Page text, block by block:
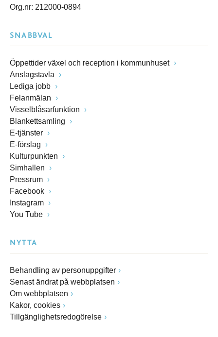
Org.nr: 212000-0894
SNABBVAL
Öppettider växel och reception i kommunhuset
Anslagstavla
Lediga jobb
Felanmälan
Visselblåsarfunktion
Blankettsamling
E-tjänster
E-förslag
Kulturpunkten
Simhallen
Pressrum
Facebook
Instagram
You Tube
NYTTA
Behandling av personuppgifter
Senast ändrat på webbplatsen
Om webbplatsen
Kakor, cookies
Tillgänglighetsredogörelse